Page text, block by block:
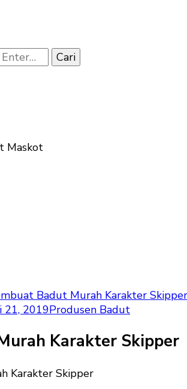
Maskot
Badut Murah Karakter Skipper
21, 2019Produsen Badut
Karakter Skipper